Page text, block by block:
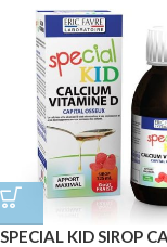
SPECIAL KID SIROP